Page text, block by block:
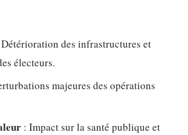
des infrastructures et
électeurs.
majeures des opérations
: Impact sur la santé publique et